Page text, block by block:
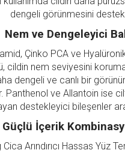
dengeli görünmesini
Nem ve Dengeleyici
Çinko PCA ve
cildin nem seviyesini
dengeli ve canlı bir
Panthenol ve Allantoin ise
destekleyici bileşenler
Güçlü İçerik
Arındırıcı Hassas Yüz